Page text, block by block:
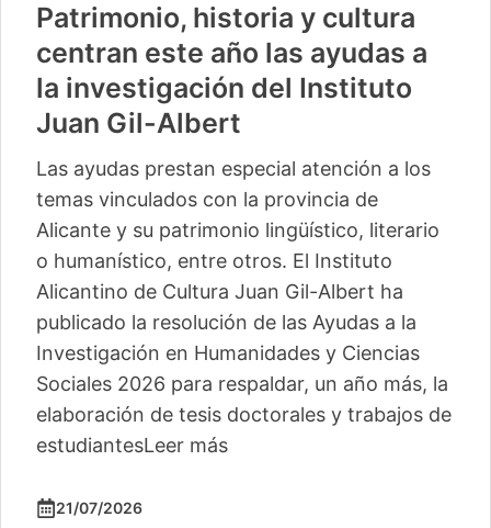
Patrimonio, historia y cultura
centran este año las ayudas a
la investigación del Instituto
Juan Gil-Albert
Las ayudas prestan especial atención a los
temas vinculados con la provincia de
Alicante y su patrimonio lingüístico, literario
o humanístico, entre otros. El Instituto
Alicantino de Cultura Juan Gil-Albert ha
publicado la resolución de las Ayudas a la
Investigación en Humanidades y Ciencias
Sociales 2026 para respaldar, un año más, la
elaboración de tesis doctorales y trabajos de
estudiantesLeer más
21/07/2026